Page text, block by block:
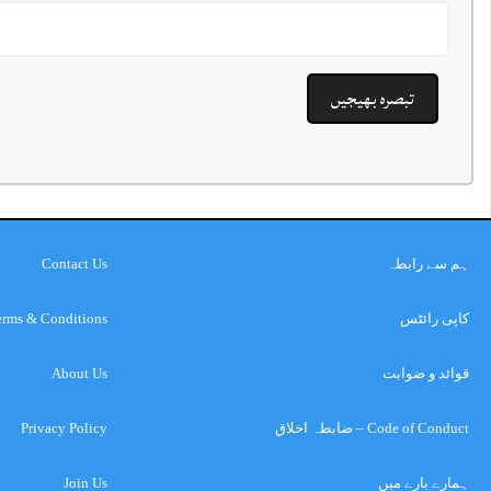
ہم سے رابطہ
کاپی رائٹس
قوائد و ضوابت
Code of Conduct – ضابطہ اخلاق
ہمارے بارے میں
Contact Us
& Conditions
About Us
Privacy Policy
Join Us